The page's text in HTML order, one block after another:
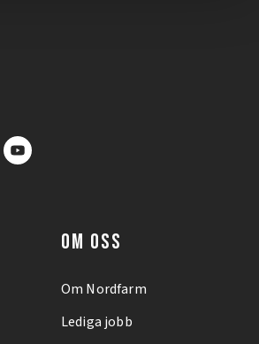
OM OSS
Om Nordfarm
Lediga jobb